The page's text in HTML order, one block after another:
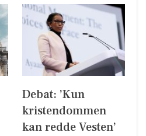
Debat: ’Kun
kristendommen
kan redde Vesten’